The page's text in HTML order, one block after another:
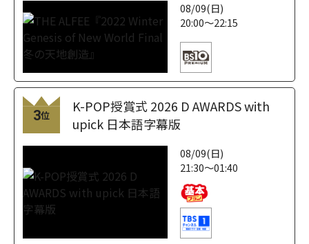
08/09(日)
20:00～22:15
3位
K-POP授賞式 2026 D AWARDS with
upick 日本語字幕版
08/09(日)
21:30～01:40